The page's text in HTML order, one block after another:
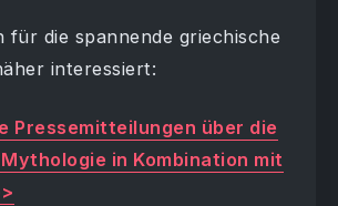
für die spannende griechische
interessiert:
Pressemitteilungen über die
in Kombination mit